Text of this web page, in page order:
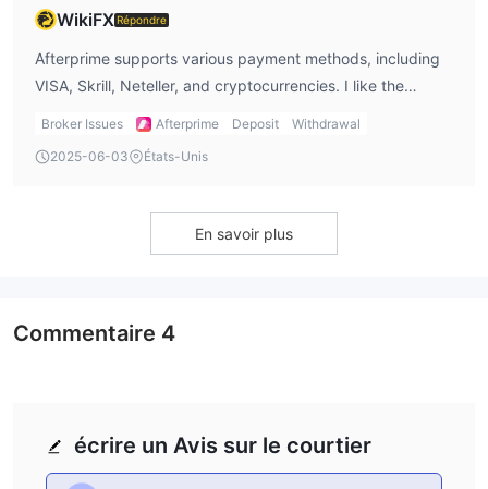
WikiFXRépondre
Afterprime supports various payment methods, including
VISA, Skrill, Neteller, and cryptocurrencies. I like the
flexibility, especially when I want to choose a payment
cryptocurrencies are the fastest option with instant
Broker Issues Afterprime Deposit
Withdrawal
2025-06-03
États-Unis
En savoir plus
écrire un Avis sur le courtier
Commentaire 4